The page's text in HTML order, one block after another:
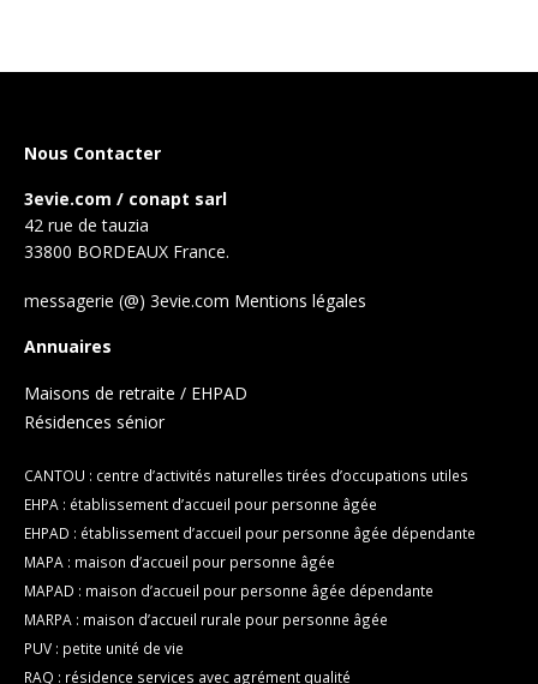
Nous Contacter
3evie.com / conapt sarl
42 rue de tauzia
33800 BORDEAUX France.
messagerie (@) 3evie.com Mentions légales
Annuaires
Maisons de retraite / EHPAD
Résidences sénior
CANTOU : centre d’activités naturelles tirées d’occupations utiles
EHPA : établissement d’accueil pour personne âgée
EHPAD : établissement d’accueil pour personne âgée dépendante
MAPA : maison d’accueil pour personne âgée
MAPAD : maison d’accueil pour personne âgée dépendante
MARPA : maison d’accueil rurale pour personne âgée
PUV : petite unité de vie
RAQ : résidence services avec agrément qualité